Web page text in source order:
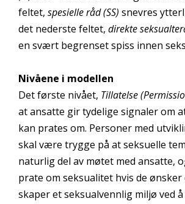
feltet, spesielle råd (SS) snevres
det nederste feltet, direkte
en svært begrenset spiss innen
Nivåene i modellen
Det første nivået, Tillatelse
at ansatte gir tydelige signaler om
kan prates om. Personer med
skal være trygge på at seksuelle
naturlig del av møtet med ansatte,
prate om seksualitet hvis de ønsker
skaper et seksualvennlig miljø ved